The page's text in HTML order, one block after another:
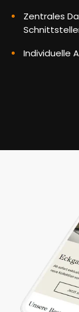
Zentrales
Individuelle